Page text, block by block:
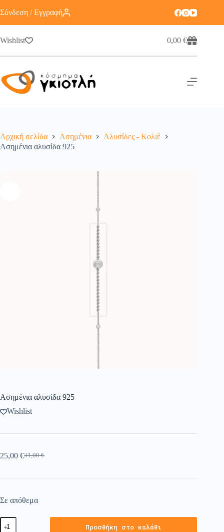
Σύνδεση / Εγγραφή
Wishlist 0,00€
Αρχική σελίδα Ασημένια
Αλυσίδες - Κολιέ
Ασημένια αλυσίδα 925
Ασημένια αλυσίδα 925
Wishlist
31,00€
25,00 €
Σε απόθεμα
Προσθήκη στο καλάθι